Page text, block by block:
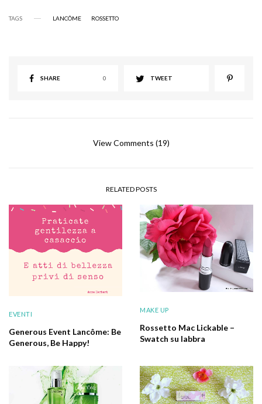
TAGS LANCÔME ROSSETTO
SHARE 0 TWEET
View Comments (19)
RELATED POSTS
EVENTI
Generous Event Lancôme: Be
Generous, Be Happy!
MAKE UP
Rossetto Mac Lickable –
Swatch su labbra